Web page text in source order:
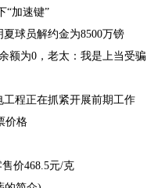
“加速键”
球员解约金为8500万镑
额为0，老太：我是上当受骗
程正在抓紧开展前期工作
价格
价468.5元/克